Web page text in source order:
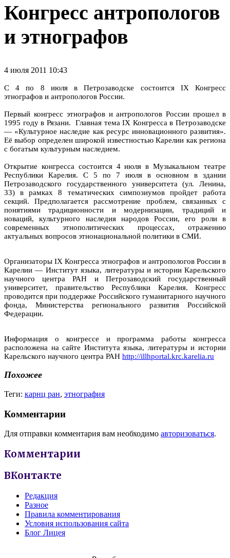
Конгресс антропологов
и этнографов
4 июля 2011 10:43
С 4 по 8 июля в Петрозаводске состоится IX Конгресс
этнографов и антропологов России.
Первый конгресс этнографов и антропологов России прошел в
1995 году в Рязани. Главная тема IX Конгресса в Петрозаводске
— «Культурное наследие как ресурс инновационного развития».
Её выбор определен широкой известностью Карелии как региона
с богатым культурным наследием.
Открытие конгресса состоится 4 июля в Музыкальном театре
Республики Карелия. С 5 по 7 июля в основном в здании
Петрозаводского государственного университета (ул. Ленина,
33) в рамках 8 тематических симпозиумов пройдет работа
секций. Предполагается рассмотрение проблем, связанных с
понятиями традиционности и модернизации, традиций и
новаций, культурного наследия народов России, его роли в
современных этнополитических процессах, отражению
актуальных вопросов этнонациональной политики в СМИ.
Организаторы IX Конгресса этнографов и антропологов России в
Карелии — Институт языка, литературы и истории Карельского
научного центра РАН и Петрозаводский государственный
университет, правительство Республики Карелия. Конгресс
проводится при поддержке Российского гуманитарного научного
фонда, Министерства регионального развития Российской
Федерации.
Информация о конгрессе и программа работы конгресса
расположена на сайте Института языка, литературы и истории
Карельского научного центра РАН http://illhportal.krc.karelia.ru
Похожее
Теги: карнц ран, этнография
Комментарии
Для отправки комментария вам необходимо авторизоваться.
Комментарии
ВКонтакте
Редакция
Разное
Правила комментирования
Условия использования сайта
Блог Лицея